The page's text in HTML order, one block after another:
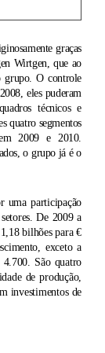
graças
Wirtgen, que ao
grupo. O controle
eles puderam
técnicos e
quatro segmentos
2009 e 2010.
o grupo já é o
uma participação
De 2009 a
bilhões para €
exceto a
São quatro
de produção,
investimentos de